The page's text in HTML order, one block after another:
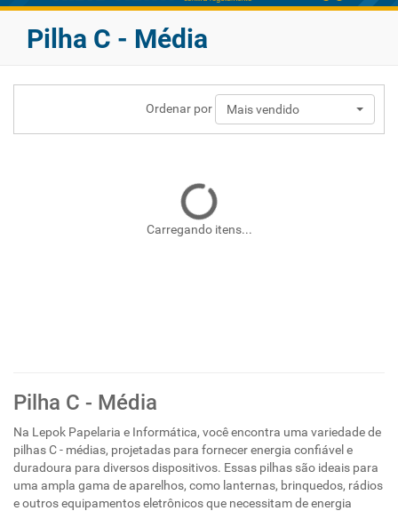
Pilha C - Média
Ordenar por Mais vendido
Carregando itens...
Pilha C - Média
Na Lepok Papelaria e Informática, você encontra uma variedade de
pilhas C - médias, projetadas para fornecer energia confiável e
duradoura para diversos dispositivos. Essas pilhas são ideais para
uma ampla gama de aparelhos, como lanternas, brinquedos, rádios
e outros equipamentos eletrônicos que necessitam de energia